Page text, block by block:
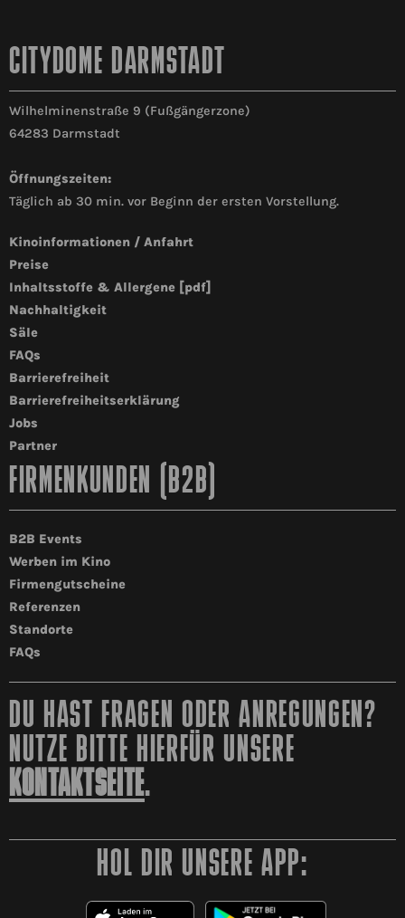
CITYDOME DARMSTADT
Wilhelminenstraße 9 (Fußgängerzone)
64283 Darmstadt
Öffnungszeiten:
Täglich ab 30 min. vor Beginn der ersten Vorstellung.
Kinoinformationen / Anfahrt
Preise
Inhaltsstoffe & Allergene [pdf]
Nachhaltigkeit
Säle
FAQs
Barrierefreiheit
Barrierefreiheitserklärung
Jobs
Partner
FIRMENKUNDEN (B2B)
B2B Events
Werben im Kino
Firmengutscheine
Referenzen
Standorte
FAQs
DU HAST FRAGEN ODER ANREGUNGEN?
NUTZE BITTE HIERFÜR UNSERE
KONTAKTSEITE.
HOL DIR UNSERE APP: